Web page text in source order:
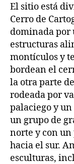
El sitio está
Cerro de
dominada por
estructuras
montículos y
bordean el
la otra parte
rodeada por
palaciego y un
un grupo de
norte y con
hacia el sur.
esculturas,